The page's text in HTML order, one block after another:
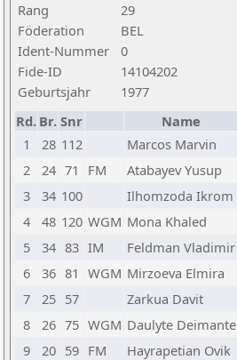
Rang
29
Föderation
BEL
Ident-Nummer
0
Fide-ID
14104202
Geburtsjahr
1977
Rd. Br. Snr Name
1
28 112 Marcos Marvin
2
24 71 FM Atabayev Yusup
3
34 100 Ilhomzoda Ikrom
4
48 120 WGM Mona Khaled
5
34 83 IM Feldman Vladimir
6
36 81 WGM Mirzoeva Elmira
7
25 57 Zarkua Davit
8
26 75 WGM Daulyte Deimante
9
20 59 FM Hayrapetian Ovik